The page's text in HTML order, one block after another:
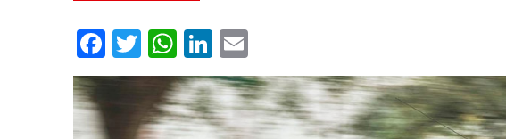
Facebook
Twitter
WhatsApp
LinkedIn